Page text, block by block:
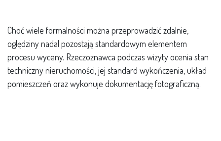
Choć wiele formalności można przeprowadzić zdalnie,
oględziny nadal pozostają standardowym elementem
procesu wyceny. Rzeczoznawca podczas wizyty ocenia stan
techniczny nieruchomości, jej standard wykończenia, układ
pomieszczeń oraz wykonuje dokumentację fotograficzną.